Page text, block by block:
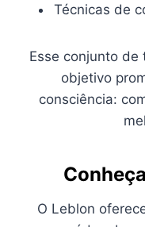
Técnicas de
Esse conjunto
objetivo
consciência:
O Leblon